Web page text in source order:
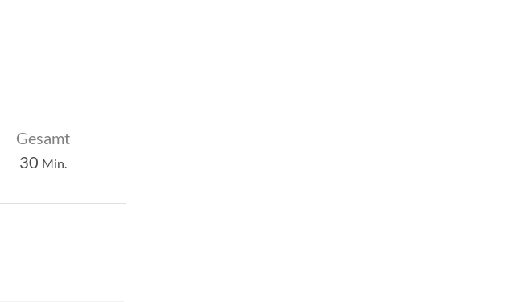
Gesamt
30Minuten
Min.